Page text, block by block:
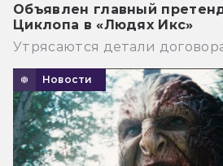
Объявлен главный
Циклопа в «Людях Икс»
Утрясаются детали
Новости